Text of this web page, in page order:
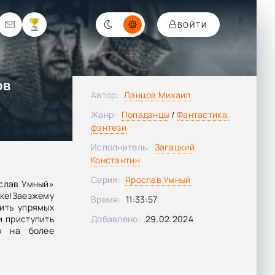
ВОЙТИ
Умный»
упрямых
приступить
на более
а ставки
войны
Автор: Ланцов Михаил
Жанр: Попаданцы /Фантастика,
фэнтези
Исполнитель: Загацкий
Константин
Серия: Ярослав Умный
Время: 11:33:57
Добавлено: 29.02.2024